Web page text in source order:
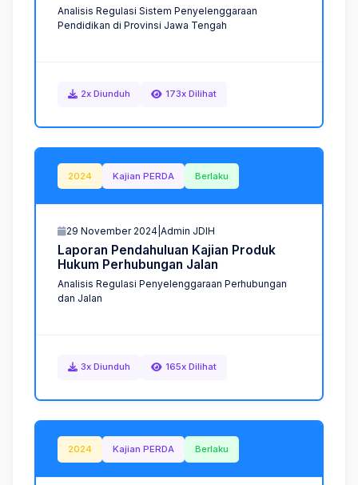
Analisis Regulasi Sistem Penyelenggaraan
Pendidikan di Provinsi Jawa Tengah
2x Diunduh 173x Dilihat
2024 Kajian PERDA Berlaku
29 November 2024 Admin JDIH
Laporan Pendahuluan Kajian Produk
Hukum Perhubungan Jalan
Analisis Regulasi Penyelenggaraan Perhubungan
dan Jalan
3x Diunduh 165x Dilihat
2024 Kajian PERDA Berlaku